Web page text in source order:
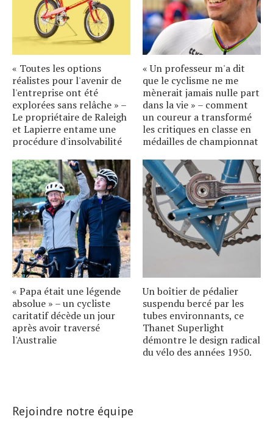
« Toutes les options
réalistes pour l'avenir de
l'entreprise ont été
explorées sans relâche » –
Le propriétaire de Raleigh
et Lapierre entame une
procédure d'insolvabilité
« Un professeur m'a dit
que le cyclisme ne me
mènerait jamais nulle part
dans la vie » – comment
un coureur a transformé
les critiques en classe en
médailles de championnat
« Papa était une légende
absolue » – un cycliste
caritatif décède un jour
après avoir traversé
l'Australie
Un boîtier de pédalier
suspendu bercé par les
tubes environnants, ce
Thanet Superlight
démontre le design radical
du vélo des années 1950.
Rejoindre notre équipe